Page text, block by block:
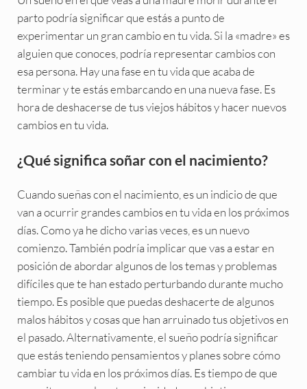
parto podría significar que estás a punto de
experimentar un gran cambio en tu vida. Si la «madre» es
alguien que conoces, podría representar cambios con
esa persona. Hay una fase en tu vida que acaba de
terminar y te estás embarcando en una nueva fase. Es
hora de deshacerse de tus viejos hábitos y hacer nuevos
cambios en tu vida.
¿Qué significa soñar con el nacimiento?
Cuando sueñas con el nacimiento, es un indicio de que
van a ocurrir grandes cambios en tu vida en los próximos
días. Como ya he dicho varias veces, es un nuevo
comienzo. También podría implicar que vas a estar en
posición de abordar algunos de los temas y problemas
difíciles que te han estado perturbando durante mucho
tiempo. Es posible que puedas deshacerte de algunos
malos hábitos y cosas que han arruinado tus objetivos en
el pasado. Alternativamente, el sueño podría significar
que estás teniendo pensamientos y planes sobre cómo
cambiar tu vida en los próximos días. Es tiempo de que